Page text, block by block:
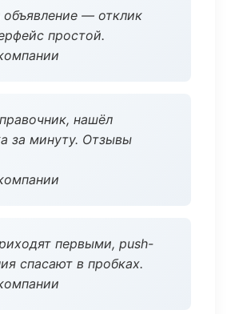
объявление — отклик
простой.
нашёл
за минуту. Отзывы
первыми, push-
спасают в пробках.